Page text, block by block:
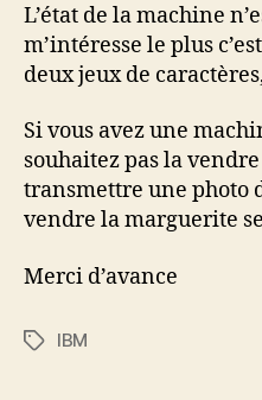
L’état de la machine
m’intéresse le plus
deux jeux de
Si vous avez une
souhaitez pas la
transmettre une photo
vendre la marguerite
Merci d’avance
Étiquettes
IBM